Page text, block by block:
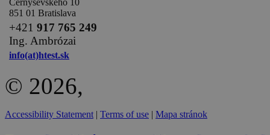
851 01 Bratislava
+421 917 765 249
Ing. Ambrózai
info(at)htest.sk
© 2026,
Accessibility Statement | Terms of use | Mapa stránok